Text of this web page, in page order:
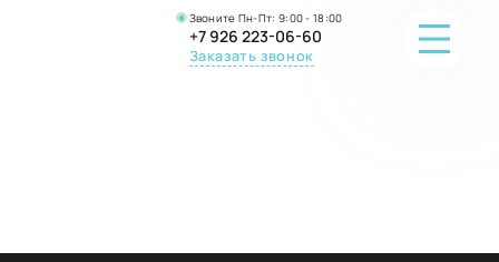
Звоните Пн-Пт: 9:00 - 18:00
+7 926 223-06-60
Заказать звонок